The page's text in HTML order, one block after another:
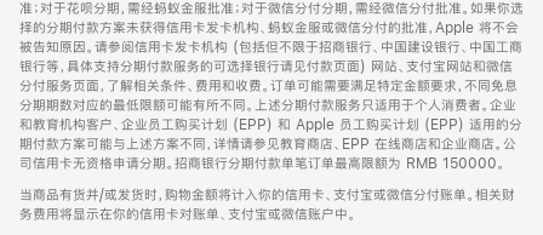
准；对于花呗分期，需经蚂蚁金服批准；对于微信分付分期，需经微信分付批准。如果你选
择的分期付款方案未获得信用卡发卡机构、蚂蚁金服或微信分付的批准，Apple 将不会
被告知原因。请参阅信用卡发卡机构 (包括但不限于招商银行、中国建设银行、中国工商
银行等，具体支持分期付款服务的可选择银行请见付款页面) 网站、支付宝网站和微信
分付服务页面，了解相关条件、费用和收费。订单可能需要满足特定金额要求，不同免息
分期期数对应的最低限额可能有所不同。上述分期付款服务只适用于个人消费者。企业
和教育机构客户、企业员工购买计划 (EPP) 和 Apple 员工购买计划 (EPP) 适用的分
期付款方案可能与上述方案不同，详情请参见教育商店、EPP 在线商店和企业商店。公
司信用卡无资格申请分期。招商银行分期付款单笔订单最高限额为 RMB 150000。
当商品有货并/或发货时，购物金额将计入你的信用卡、支付宝或微信分付账单。相关财
务费用将显示在你的信用卡对账单、支付宝或微信账户中。